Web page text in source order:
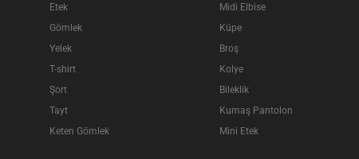
Etek
Gömlek
Yelek
T-shirt
Şort
Tayt
Keten Gömlek
Midi Elbise
Küpe
Broş
Kolye
Bileklik
Kumaş Pantolon
Mini Etek